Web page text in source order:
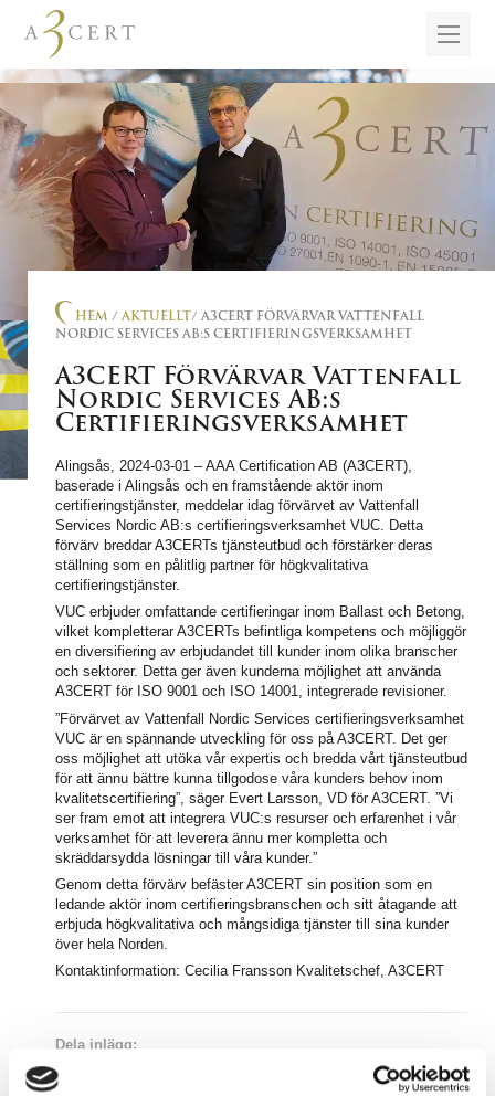
HEM/AKTUELLT/ A3CERT FÖRVÄRVAR VATTENFALL
NORDIC SERVICES AB:S CERTIFIERINGSVERKSAMHET
A3CERT Förvärvar Vattenfall
Nordic Services AB:s
Certifieringsverksamhet
Alingsås, 2024-03-01 – AAA Certification AB (A3CERT),
baserade i Alingsås och en framstående aktör inom
certifieringstjänster, meddelar idag förvärvet av Vattenfall
Services Nordic AB:s certifieringsverksamhet VUC. Detta
förvärv breddar A3CERTs tjänsteutbud och förstärker deras
ställning som en pålitlig partner för högkvalitativa
certifieringstjänster.
VUC erbjuder omfattande certifieringar inom Ballast och Betong,
vilket kompletterar A3CERTs befintliga kompetens och möjliggör
en diversifiering av erbjudandet till kunder inom olika branscher
och sektorer. Detta ger även kunderna möjlighet att använda
A3CERT för ISO 9001 och ISO 14001, integrerade revisioner.
”Förvärvet av Vattenfall Nordic Services certifieringsverksamhet
VUC är en spännande utveckling för oss på A3CERT. Det ger
oss möjlighet att utöka vår expertis och bredda vårt tjänsteutbud
för att ännu bättre kunna tillgodose våra kunders behov inom
kvalitetscertifiering”, säger Evert Larsson, VD för A3CERT. ”Vi
ser fram emot att integrera VUC:s resurser och erfarenhet i vår
verksamhet för att leverera ännu mer kompletta och
skräddarsydda lösningar till våra kunder.”
Genom detta förvärv befäster A3CERT sin position som en
ledande aktör inom certifieringsbranschen och sitt åtagande att
erbjuda högkvalitativa och mångsidiga tjänster till sina kunder
över hela Norden.
Kontaktinformation: Cecilia Fransson Kvalitetschef, A3CERT
Dela inlägg:
LinkedIn